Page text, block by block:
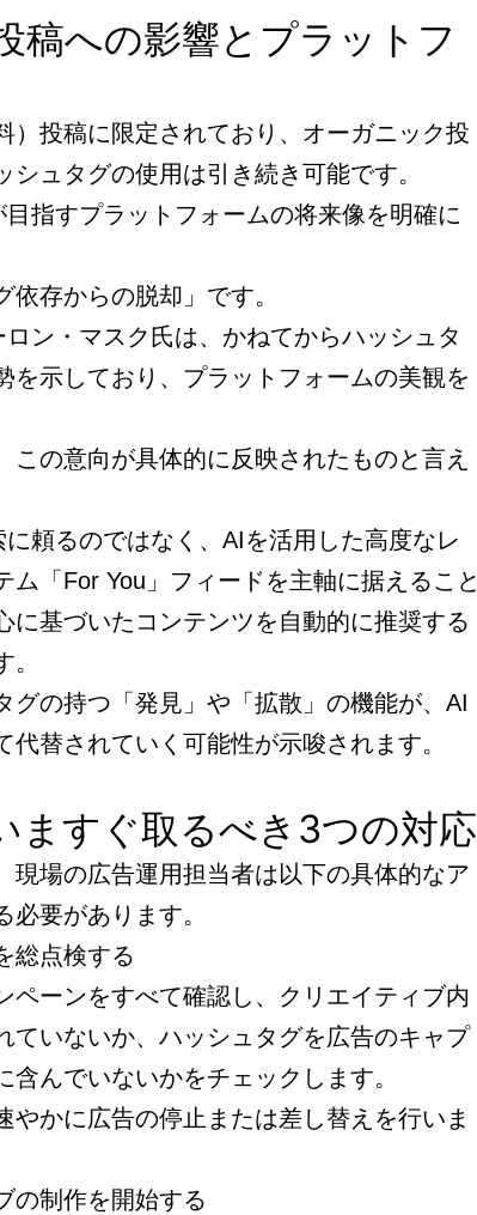
稿への影響とプラットフ
）投稿に限定されており、オーガニック投
シュタグの使用は引き続き可能です。
指すプラットフォームの将来像を明確に
存からの脱却」です。
ン・マスク氏は、かねてからハッシュタ
を示しており、プラットフォームの美観を
この意向が具体的に反映されたものと言え
頼るのではなく、AIを活用した高度なレ
ム「For You」フィードを主軸に据えること
に基づいたコンテンツを自動的に推奨する
グの持つ「発見」や「拡散」の機能が、AI
代替されていく可能性が示唆されます。
ますぐ取るべき3つの対応
現場の広告運用担当者は以下の具体的なア
必要があります。
総点検する
ペーンをすべて確認し、クリエイティブ内
ていないか、ハッシュタグを広告のキャプ
含んでいないかをチェックします。
やかに広告の停止または差し替えを行いま
の制作を開始する